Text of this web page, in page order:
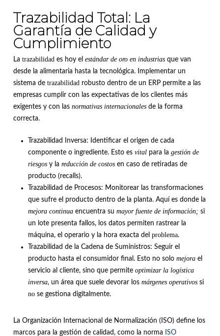
Trazabilidad Total: La
Garantía de Calidad y
Cumplimiento
La trazabilidades hoy el estándar de oro en industriasque van
desde la alimentaria hasta la tecnológica. Implementar un
sistema de trazabilidadrobusto dentro de un ERP permite a las
empresas cumplir con las expectativas de los clientes más
exigentes y con las normativas internacionalesde la forma
correcta.
Trazabilidad Inversa: Identificar el origen de cada
componente o ingrediente. Esto es vitalpara la gestión de
riesgosy la reducción de costosen caso de retiradas de
producto (recalls).
Trazabilidad de Procesos: Monitorear las transformaciones
que sufre el producto dentro de la planta. Aquí es donde la
mejora continuaencuentra su mayor fuente de información; si
un lote presenta fallos, los datos permiten rastrear la
máquina, el operario y la hora exacta del problema.
Trazabilidad de la Cadena de Suministros: Seguir el
producto hasta el consumidor final. Esto no solo mejorael
servicio al cliente, sino que permite optimizar la logística
inversa, un área que suele devorar los márgenes operativossi
nose gestiona digitalmente.
La Organización Internacional de Normalización (ISO) define los
marcos para la gestión de calidad, como la norma
ISO